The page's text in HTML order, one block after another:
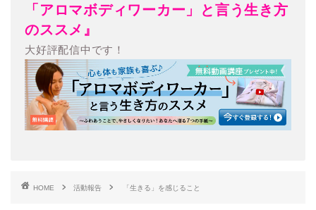
「アロマボディワーカー」と言う生き方
のススメ』
大好評配信中です！
HOME 活動報告 「生きる」を感じること